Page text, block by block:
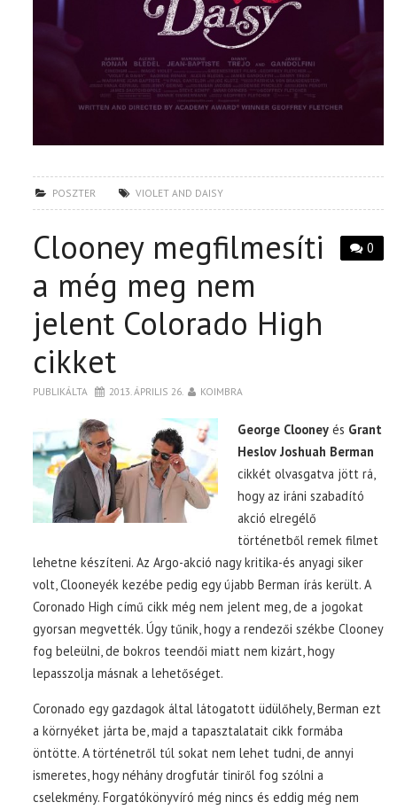
POSZTER VIOLET AND DAISY
0
Clooney megfilmesíti
a még meg nem
jelent Colorado High
cikket
PUBLIKÁLTA 2013. ÁPRILIS 26. KOIMBRA
George Clooney és Grant
Heslov Joshuah Berman
cikkét olvasgatva jött rá,
hogy az iráni szabadító
akció elregélő
történetből remek filmet
lehetne készíteni. Az Argo-akció nagy kritika-és anyagi siker
volt, Clooneyék kezébe pedig egy újabb Berman írás került. A
Coronado High című cikk még nem jelent meg, de a jogokat
gyorsan megvették. Úgy tűnik, hogy a rendezői székbe Clooney
fog beleülni, de bokros teendői miatt nem kizárt, hogy
lepasszolja másnak a lehetőséget.
Coronado egy gazdagok által látogatott üdülőhely, Berman ezt
a környéket járta be, majd a tapasztalatait cikk formába
öntötte. A történetről túl sokat nem lehet tudni, de annyi
ismeretes, hogy néhány drogfutár tiniről fog szólni a
cselekmény. Forgatókönyvíró még nincs és eddig még nem